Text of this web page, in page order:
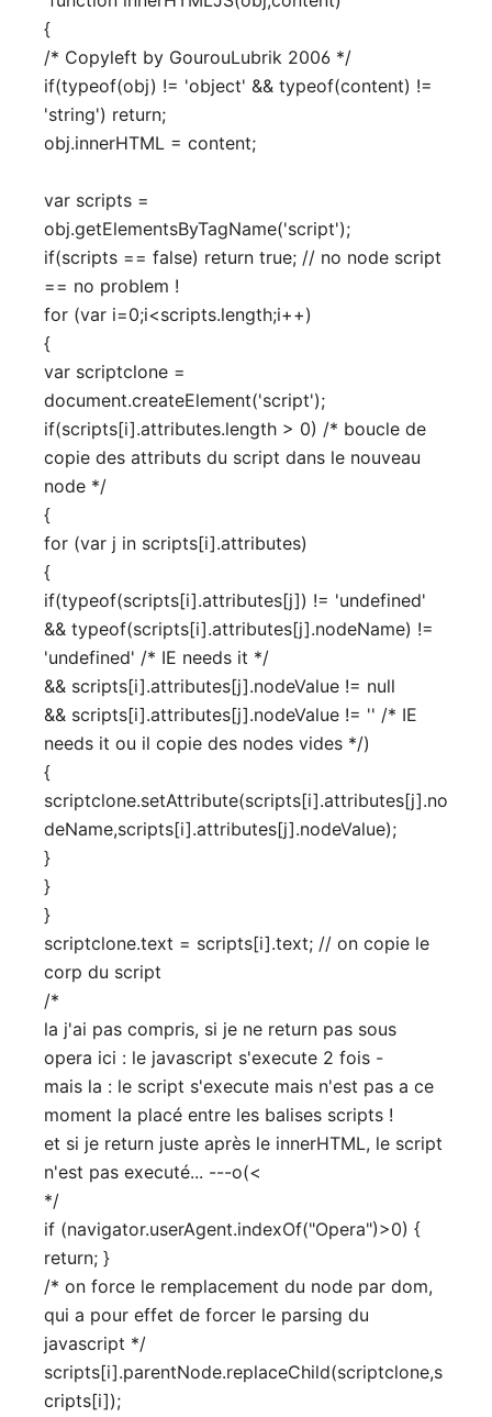
{
/* Copyleft by GourouLubrik 2006 */
if(typeof(obj) != 'object' && typeof(content) !=
'string') return;
obj.innerHTML = content;
var scripts =
obj.getElementsByTagName('script');
if(scripts == false) return true; // no node script
== no problem !
for (var i=0;i<scripts.length;i++)
{
var scriptclone =
document.createElement('script');
if(scripts[i].attributes.length > 0) /* boucle de
copie des attributs du script dans le nouveau
node */
{
for (var j in scripts[i].attributes)
{
if(typeof(scripts[i].attributes[j]) != 'undefined'
&& typeof(scripts[i].attributes[j].nodeName) !=
'undefined' /* IE needs it */
&& scripts[i].attributes[j].nodeValue != null
&& scripts[i].attributes[j].nodeValue != '' /* IE
needs it ou il copie des nodes vides */)
{
scriptclone.setAttribute(scripts[i].attributes[j].no
deName,scripts[i].attributes[j].nodeValue);
}
}
}
scriptclone.text = scripts[i].text; // on copie le
corp du script
/*
la j'ai pas compris, si je ne return pas sous
opera ici : le javascript s'execute 2 fois -
mais la : le script s'execute mais n'est pas a ce
moment la placé entre les balises scripts !
et si je return juste après le innerHTML, le script
n'est pas executé... ---o(<
*/
if (navigator.userAgent.indexOf("Opera")>0) {
return; }
/* on force le remplacement du node par dom,
qui a pour effet de forcer le parsing du
javascript */
scripts[i].parentNode.replaceChild(scriptclone,s
cripts[i]);